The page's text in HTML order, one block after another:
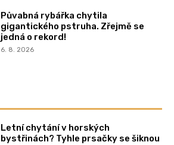
Půvabná rybářka chytila
gigantického pstruha. Zřejmě se
jedná o rekord!
6. 8. 2026
Letní chytání v horských
bystřinách? Tyhle prsačky se šiknou